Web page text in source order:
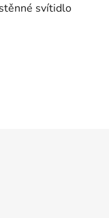
svítidlo